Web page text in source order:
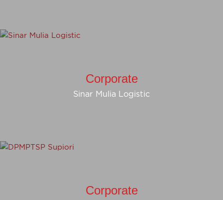
Corporate
Sinar Mulia Logistic
Corporate